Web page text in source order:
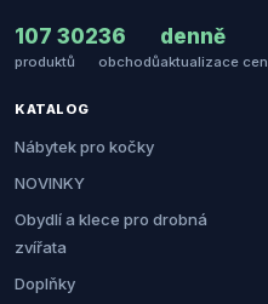
107 302
produktů
36
obchodů
denně
aktualizace cen
KATALOG
Nábytek pro kočky
NOVINKY
Obydlí a klece pro drobná
zvířata
Doplňky